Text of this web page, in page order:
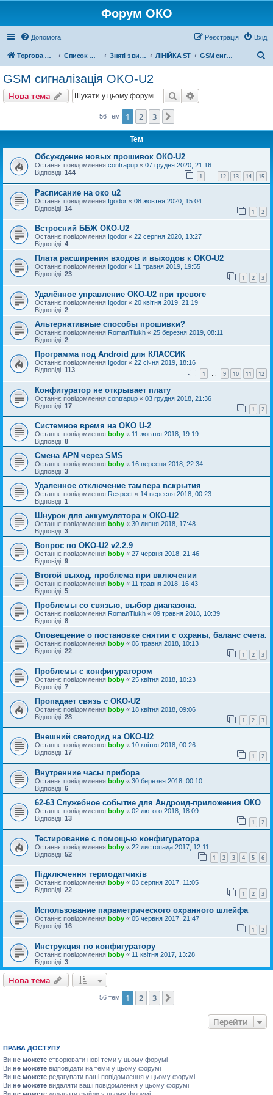
Форум ОКО
Допомога Вхід
Реєстрація
Торгова марка ОКО Список форумів Зняті з виробництва ЛІНІЙКА ST GSM сигналізація OKO-U2
GSM сигналізація OKO-U2
Нова тема Пошук
56 тем 1 2 3
Тем
Обсуждение новых прошивок ОКО-U2
Останнє повідомлення contrapup « 07 грудня 2020, 21:16
Відповіді: 144 1 … 12 13 14 15
Расписание на око u2
Останнє повідомлення Igodor « 08 жовтня 2020, 15:04
Відповіді: 14 1 2
Встроєний ББЖ ОКО-U2
Останнє повідомлення Igodor « 22 серпня 2020, 13:27
Відповіді: 4
Плата расширения входов и выходов к OKO-U2
Останнє повідомлення Igodor « 11 травня 2019, 19:55
Відповіді: 23 1 2 3
Удалённое управление ОКО-U2 при тревоге
Останнє повідомлення Igodor « 20 квітня 2019, 21:19
Відповіді: 2
Альтернативные способы прошивки?
Останнє повідомлення RomanTiukh « 25 березня 2019, 08:11
Відповіді: 2
Программа под Android для КЛАССИК
Останнє повідомлення Igodor « 22 січня 2019, 18:16
Відповіді: 113 1 … 9 10 11 12
Конфигуратор не открывает плату
Останнє повідомлення contrapup « 03 грудня 2018, 21:36
Відповіді: 17 1 2
Системное время на OKO U-2
Останнє повідомлення boby « 11 жовтня 2018, 19:19
Відповіді: 8
Cмена APN через SMS
Останнє повідомлення boby « 16 вересня 2018, 22:34
Відповіді: 3
Удаленное отключение тампера вскрытия
Останнє повідомлення Respect « 14 вересня 2018, 00:23
Відповіді: 1
Шнурок для аккумулятора к ОКО-U2
Останнє повідомлення boby « 30 липня 2018, 17:48
Відповіді: 3
Вопрос по OKO-U2 v2.2.9
Останнє повідомлення boby « 27 червня 2018, 21:46
Відповіді: 9
Втогой выход, проблема при включении
Останнє повідомлення boby « 11 травня 2018, 16:43
Відповіді: 5
Проблемы со связью, выбор диапазона.
Останнє повідомлення RomanTiukh « 09 травня 2018, 10:39
Відповіді: 8
Оповещение о постановке снятии с охраны, баланс счета.
Останнє повідомлення boby « 06 травня 2018, 10:13
Відповіді: 22 1 2 3
Проблемы с конфигуратором
Останнє повідомлення boby « 25 квітня 2018, 10:23
Відповіді: 7
Пропадает связь с OKO-U2
Останнє повідомлення boby « 18 квітня 2018, 09:06
Відповіді: 28 1 2 3
Внешний светодид на OKO-U2
Останнє повідомлення boby « 10 квітня 2018, 00:26
Відповіді: 17 1 2
Внутренние часы прибора
Останнє повідомлення boby « 30 березня 2018, 00:10
Відповіді: 6
62-63 Служебное событие для Андроид-приложения ОКО
Останнє повідомлення boby « 02 лютого 2018, 18:09
Відповіді: 13 1 2
Тестирование с помощью конфигуратора
Останнє повідомлення boby « 22 листопада 2017, 12:11
Відповіді: 52 1 2 3 4 5 6
Підключення термодатчиків
Останнє повідомлення boby « 03 серпня 2017, 11:05
Відповіді: 22 1 2 3
Использование параметрического охранного шлейфа
Останнє повідомлення boby « 05 червня 2017, 21:47
Відповіді: 16 1 2
Инструкция по конфигуратору
Останнє повідомлення boby « 11 квітня 2017, 13:28
Відповіді: 3
Нова тема
56 тем 1 2 3
Перейти
ПРАВА ДОСТУПУ
Ви не можете створювати нові теми у цьому форумі
Ви не можете відповідати на теми у цьому форумі
Ви не можете редагувати ваші повідомлення у цьому форумі
Ви не можете видаляти ваші повідомлення у цьому форумі